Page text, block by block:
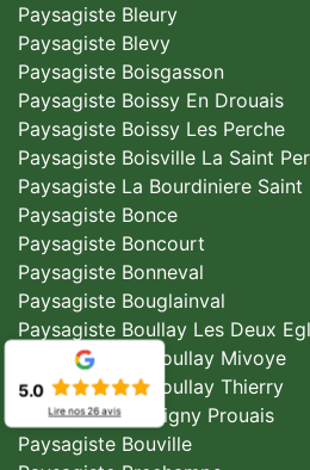
Paysagiste Bleury
Paysagiste Blevy
Paysagiste Boisgasson
Paysagiste Boissy En Drouais
Paysagiste Boissy Les Perche
Paysagiste Boisville La Saint
Paysagiste La Bourdiniere Saint
Paysagiste Bonce
Paysagiste Boncourt
Paysagiste Bonneval
Paysagiste Bouglainval
Paysagiste Boullay Les Deux
Paysagiste Le Boullay Mivoye
Paysagiste Le Boullay Thierry
Paysagiste Boutigny Prouais
Paysagiste Bouville
5.0
Lire nos26avis